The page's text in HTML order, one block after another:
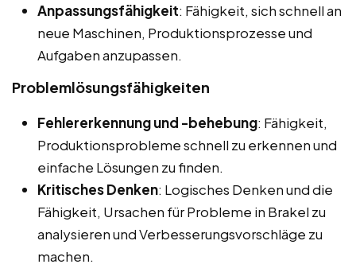
Anpassungsfähigkeit: Fähigkeit, sich schnell an
neue Maschinen, Produktionsprozesse und
Aufgaben anzupassen.
Problemlösungsfähigkeiten
Fehlererkennung und -behebung: Fähigkeit,
Produktionsprobleme schnell zu erkennen und
einfache Lösungen zu finden.
Kritisches Denken: Logisches Denken und die
Fähigkeit, Ursachen für Probleme in Brakel zu
analysieren und Verbesserungsvorschläge zu
machen.